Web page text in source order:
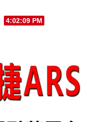
4:02:10 PM